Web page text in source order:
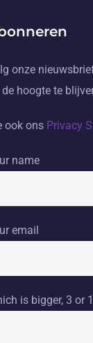
onze
hoogte te
ook ons Privacy
name
email
is bigger, 3 or